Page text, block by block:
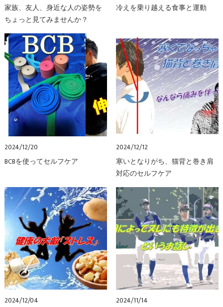
家族、友人、身近な人の姿勢を
ちょっと見てみませんか？
冷えを乗り越える食事と運動
2024/12/20
BCBを使ってセルフケア
2024/12/12
寒いとなりがち、猫背と巻き肩
対応のセルフケア
2024/12/04
2024/11/14